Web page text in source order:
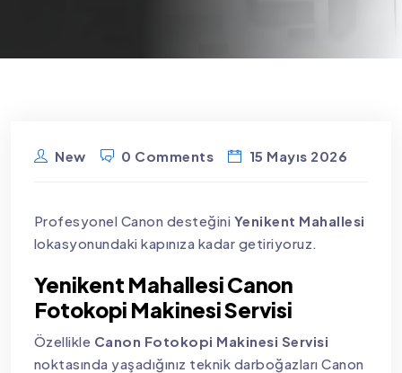
New 0 Comments 15 Mayıs 2026
Profesyonel Canon desteğini Yenikent Mahallesi
lokasyonundaki kapınıza kadar getiriyoruz.
Yenikent Mahallesi Canon
Fotokopi Makinesi Servisi
Özellikle Canon Fotokopi Makinesi Servisi
noktasında yaşadığınız teknik darboğazları Canon